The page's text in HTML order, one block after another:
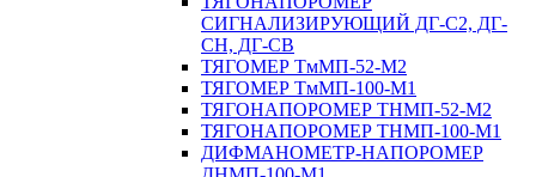
СИГНАЛИЗИРУЮЩИЙ ДГ-С2, ДГ-
СН, ДГ-СВ
ТЯГОМЕР ТмМП-52-М2
ТЯГОМЕР ТмМП-100-М1
ТЯГОНАПОРОМЕР ТНМП-52-М2
ТЯГОНАПОРОМЕР ТНМП-100-М1
ДИФМАНОМЕТР-НАПОРОМЕР